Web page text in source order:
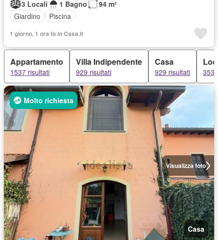
3 Locali
1 Bagno
94 m²
Giardino
Piscina
1 giorno, 1 ora fa in Casa.it
Appartamento
1537 risultati
Villa Indipendente
929 risultati
Casa
929 risultati 353
Visualizza foto
Molto richiesta
Casa